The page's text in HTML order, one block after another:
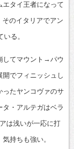
エタイ王者になって
のイタリアでアン
る。
してマウント→パウ
でフィニッシュし
ったヤンコヴァのサ
・アルテガはベラ
は浅いが一応に打
持ちも強い。